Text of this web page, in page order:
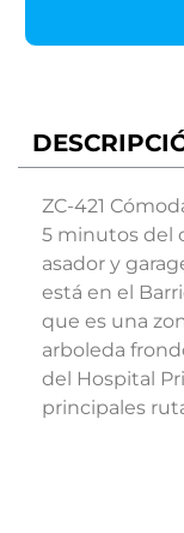
ZC-421
5 minutos del
asador y
está en el
que es una
arboleda
del Hospital
principales